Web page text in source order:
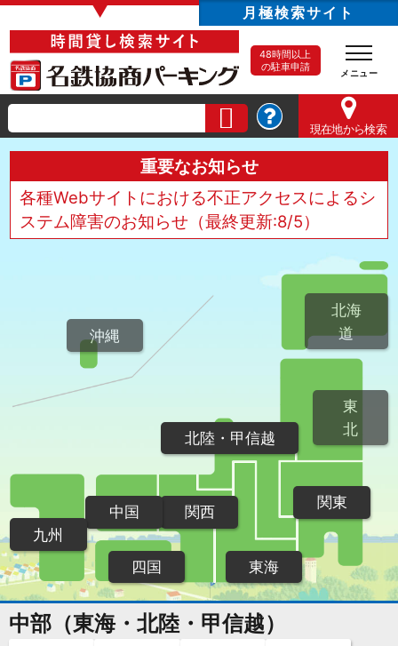
▼ 月極検索サイト
48時間以上
の駐車申請
現在地から検索
重要なお知らせ
各種Webサイトにおける不正アクセスによるシ
ステム障害のお知らせ（最終更新:8/5）
北海
道
東
北
関東
北陸・甲信越
東海
関西
中国
四国
九州
沖縄
中部（東海・北陸・甲信越）